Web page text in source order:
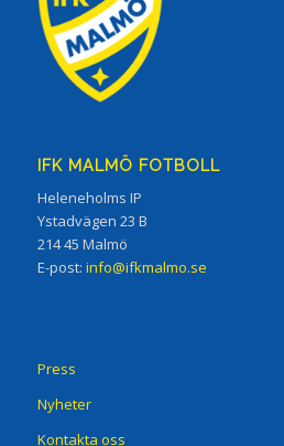
IFK MALMÖ FOTBOLL
Heleneholms IP
Ystadvägen 23 B
214 45 Malmö
E-post: info@ifkmalmo.se
Press
Nyheter
Kontakta oss